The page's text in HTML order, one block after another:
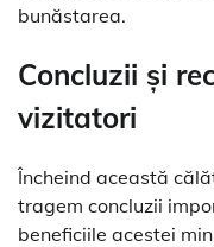
bunăstarea.
Concluzii și
vizitatori
Încheind această
tragem concluzii
beneficiile acestei